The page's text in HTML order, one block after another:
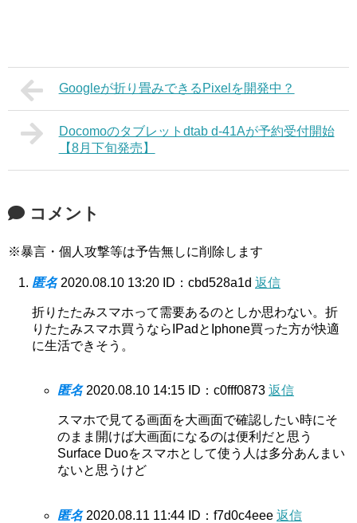
Googleが折り畳みできるPixelを開発中？
Docomoのタブレットdtab d-41Aが予約受付開始
【8月下旬発売】
コメント
※暴言・個人攻撃等は予告無しに削除します
匿名 2020.08.10 13:20 ID：cbd528a1d 返信
折りたたみスマホって需要あるのとしか思わない。折
りたたみスマホ買うならIPadとIphone買った方が快適
に生活できそう。
匿名 2020.08.10 14:15 ID：c0fff0873 返信
スマホで見てる画面を大画面で確認したい時にそ
のまま開けば大画面になるのは便利だと思う
Surface Duoをスマホとして使う人は多分あんまい
ないと思うけど
匿名 2020.08.11 11:44 ID：f7d0c4eee 返信